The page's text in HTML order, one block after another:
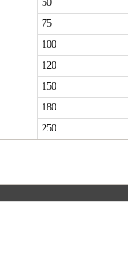
50
75
100
120
150
180
250